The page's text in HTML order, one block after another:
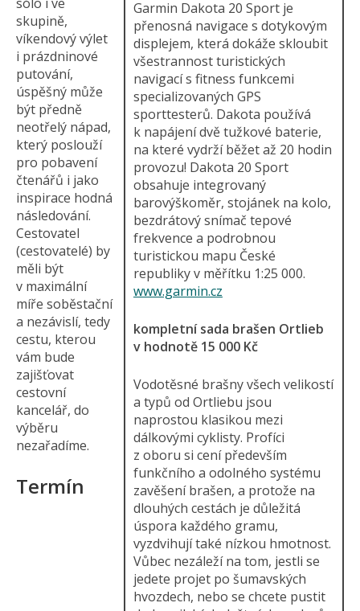
Garmin Dakota 20 Sport je
přenosná navigace s dotykovým
displejem, která dokáže skloubit
všestrannost turistických
navigací s fitness funkcemi
specializovaných GPS
sporttesterů. Dakota používá
k napájení dvě tužkové baterie,
na které vydrží běžet až 20 hodin
provozu! Dakota 20 Sport
obsahuje integrovaný
barovýškoměr, stojánek na kolo,
bezdrátový snímač tepové
frekvence a podrobnou
turistickou mapu České
republiky v měřítku 1:25 000.
www.garmin.cz
kompletní sada brašen Ortlieb
v hodnotě 15 000 Kč
Vodotěsné brašny všech velikostí
a typů od Ortliebu jsou
naprostou klasikou mezi
dálkovými cyklisty. Profíci
z oboru si cení především
funkčního a odolného systému
zavěšení brašen, a protože na
dlouhých cestách je důležitá
úspora každého gramu,
vyzdvihují také nízkou hmotnost.
Vůbec nezáleží na tom, jestli se
jedete projet po šumavských
hvozdech, nebo se chcete pustit
skupině,
víkendový výlet
i prázdninové
putování,
úspěšný může
být předně
neotřelý nápad,
který poslouží
pro pobavení
čtenářů i jako
inspirace hodná
následování.
Cestovatel
(cestovatelé) by
měli být
v maximální
míře soběstační
a nezávislí, tedy
cestu, kterou
vám bude
zajišťovat
cestovní
kancelář, do
výběru
nezařadíme.
Termín